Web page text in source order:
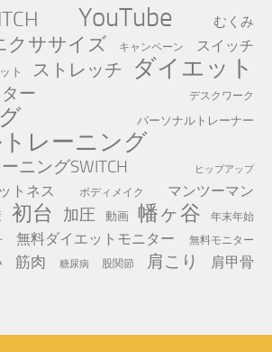
YouTube むくみ
クササイズ キャンペーン
スイッチ
ト ストレッチ ダイエット
ー デスクワーク
パーソナルトレーナー
レーニング
ニングSWITCH ヒップアップ
トネス ボディメイク マンツーマン
初台 加圧 動画 幡ヶ谷 年末年始
無料ダイエットモニター
無料モニター
筋肉 糖尿病 股関節 肩こり 肩甲骨